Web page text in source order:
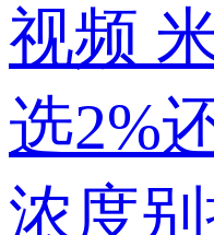
视频
选2%
浓度别